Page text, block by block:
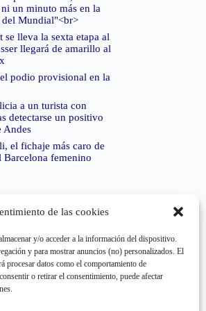
de las cookies
y/o acceder a la información del dispositivo.
y para mostrar anuncios (no) personalizados. El
procesar datos como el comportamiento de
o retirar el consentimiento, puede afectar
un minuto más en la
Mundial"<br>
lleva la sexta etapa al
llegará de amarillo al
podio provisional en la
a un turista con
detectarse un positivo
Andes
el fichaje más caro de
Barcelona femenino
status code